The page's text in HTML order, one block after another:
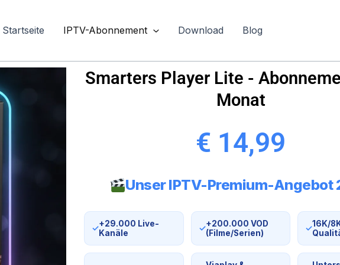
Startseite IPTV-Abonnement Download Blog
Smarters Player Lite -
Monat
€ 14,99
Unser IPTV-Premium-Angebot
✓+29.000 Live-
Kanäle
✓+200.000 VOD
(Filme/Serien)
✓16K/